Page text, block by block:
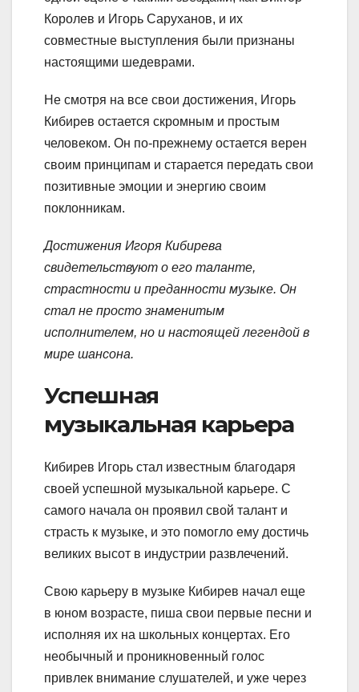
Королев и Игорь Саруханов, и их
совместные выступления были признаны
настоящими шедеврами.
Не смотря на все свои достижения, Игорь
Кибирев остается скромным и простым
человеком. Он по-прежнему остается верен
своим принципам и старается передать свои
позитивные эмоции и энергию своим
поклонникам.
Достижения Игоря Кибирева
свидетельствуют о его таланте,
страстности и преданности музыке. Он
стал не просто знаменитым
исполнителем, но и настоящей легендой в
мире шансона.
Успешная
музыкальная карьера
Кибирев Игорь стал известным благодаря
своей успешной музыкальной карьере. С
самого начала он проявил свой талант и
страсть к музыке, и это помогло ему достичь
великих высот в индустрии развлечений.
Свою карьеру в музыке Кибирев начал еще
в юном возрасте, пиша свои первые песни и
исполняя их на школьных концертах. Его
необычный и проникновенный голос
привлек внимание слушателей, и уже через